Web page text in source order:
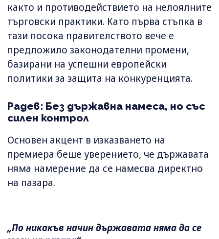
както и противодействието на нелоялните
търговски практики. Като първа стъпка в
тази посока правителството вече е
предложило законодателни промени,
базирани на успешни европейски
политики за защита на конкуренцията.
Радев: Без държавна намеса, но със
силен контрол
Основен акцент в изказването на
премиера беше уверението, че държавата
няма намерение да се намесва директно
на пазара.
„По никакъв начин държавата няма да се